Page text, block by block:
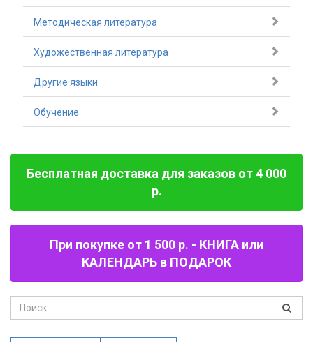
Методическая литература
Художественная литература
Другие языки
Обучение
Бесплатная доставка для заказов от 4 000
р.
При покупке от 1 500 р. - КНИГА или
КАЛЕНДАРЬ в ПОДАРОК